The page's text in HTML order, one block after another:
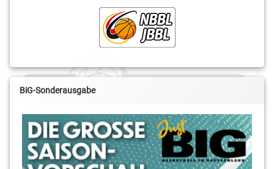
BiG-Sonderausgabe